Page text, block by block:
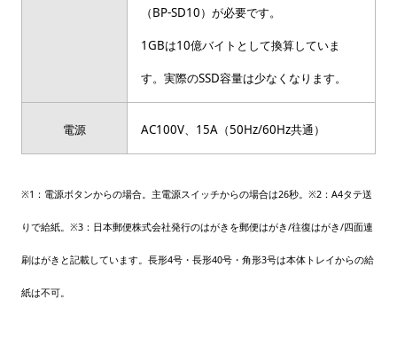
（BP-SD10）が必要です。
1GBは10億バイトとして換算していま
す。実際のSSD容量は少なくなります。
電源 AC100V、15A（50Hz/60Hz共通）
※1：電源ボタンからの場合。主電源スイッチからの場合は26秒。※2：A4タテ送
りで給紙。※3：日本郵便株式会社発行のはがきを郵便はがき/往復はがき/四面連
刷はがきと記載しています。長形4号・長形40号・角形3号は本体トレイからの給
紙は不可。